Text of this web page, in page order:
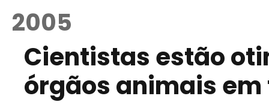
2005
Cientistas estão
órgãos animais